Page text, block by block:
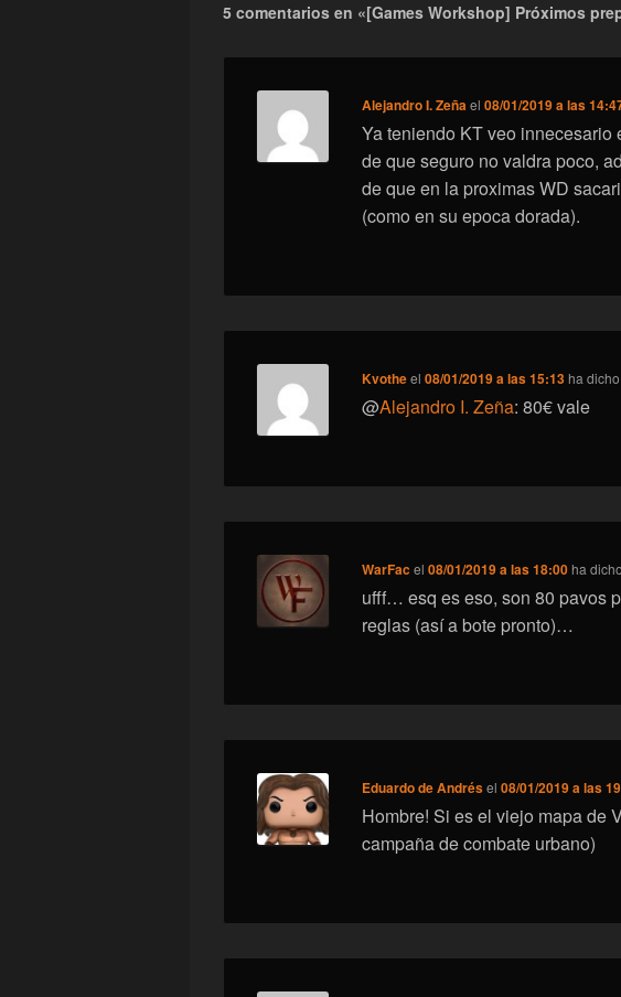
5 comentarios en «[Games Workshop] Próximos
Alejandro I. Zeñael08/01/2019 a las
Ya teniendo KT veo innecesario
de que seguro no valdra poco,
de que en la proximas WD
(como en su epoca dorada).
Kvotheel08/01/2019 a las 15:13ha
@Alejandro I. Zeña: 80€ vale
WarFacel08/01/2019 a las 18:00ha
ufff… esq es eso, son 80 pavos
reglas (así a bote pronto)…
Eduardo de Andrésel08/01/2019 a las
Hombre! Si es el viejo mapa de
campaña de combate urbano)